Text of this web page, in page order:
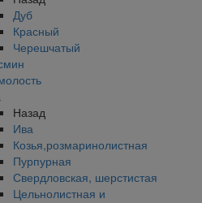
Дуб
Красный
Черешчатый
Назад
Ива
Козья,розмаринолистная
Пурпурная
Свердловская, шерстистая
Цельнолистная и